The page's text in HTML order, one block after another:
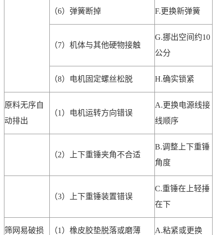
（6）弹簧断掉 F.更换新弹簧
（7）机体与其他硬物接触
G.挪出空间约10
公分
（8）电机固定螺丝松脱 H.确实锁紧
原料无序自
动排出
（1）电机运转方向错误
A.更换电源线接
线顺序
（2）上下重锤夹角不合适
B.调整上下重锤
角度
（3）上下重锤装置错误
C.重锤在上轻捶
在下
筛网易破损 （1）橡皮胶垫脱落或磨薄 A.粘紧或更换